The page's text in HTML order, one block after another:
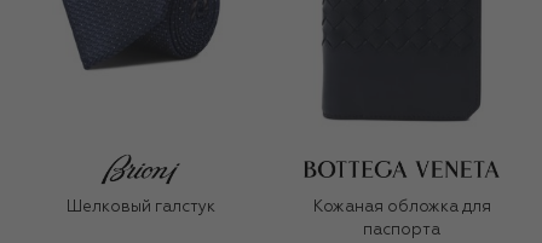
Шелковый галстук
Кожаная обложка для
паспорта